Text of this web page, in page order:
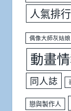
人氣排行
偶像大師灰姑娘
動畫
同人誌
戀與製作人